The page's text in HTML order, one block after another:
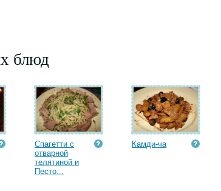
блюд
Спагетти с
отварной
телятиной и
Песто...
Камди-ча